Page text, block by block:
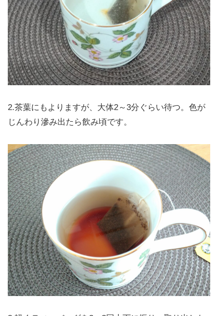
2.茶葉にもよりますが、大体2～3分ぐらい待つ。色が
じんわり滲み出たら飲み頃です。